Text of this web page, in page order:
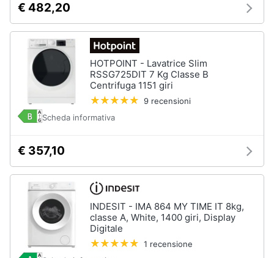
€ 482,20
HOTPOINT - Lavatrice Slim
RSSG725DIT 7 Kg Classe B
Centrifuga 1151 giri
9 recensioni
Scheda informativa
€ 357,10
INDESIT - IMA 864 MY TIME IT 8kg,
classe A, White, 1400 giri, Display
Digitale
1 recensione